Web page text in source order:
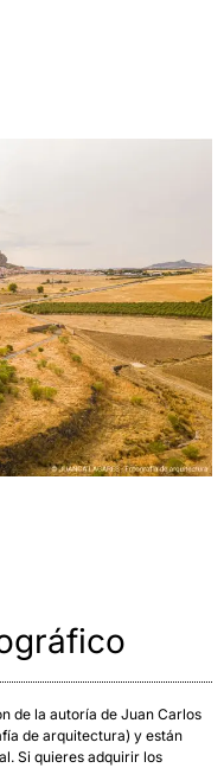
de la autoría de Juan Carlos
de arquitectura) y están
Si quieres adquirir los